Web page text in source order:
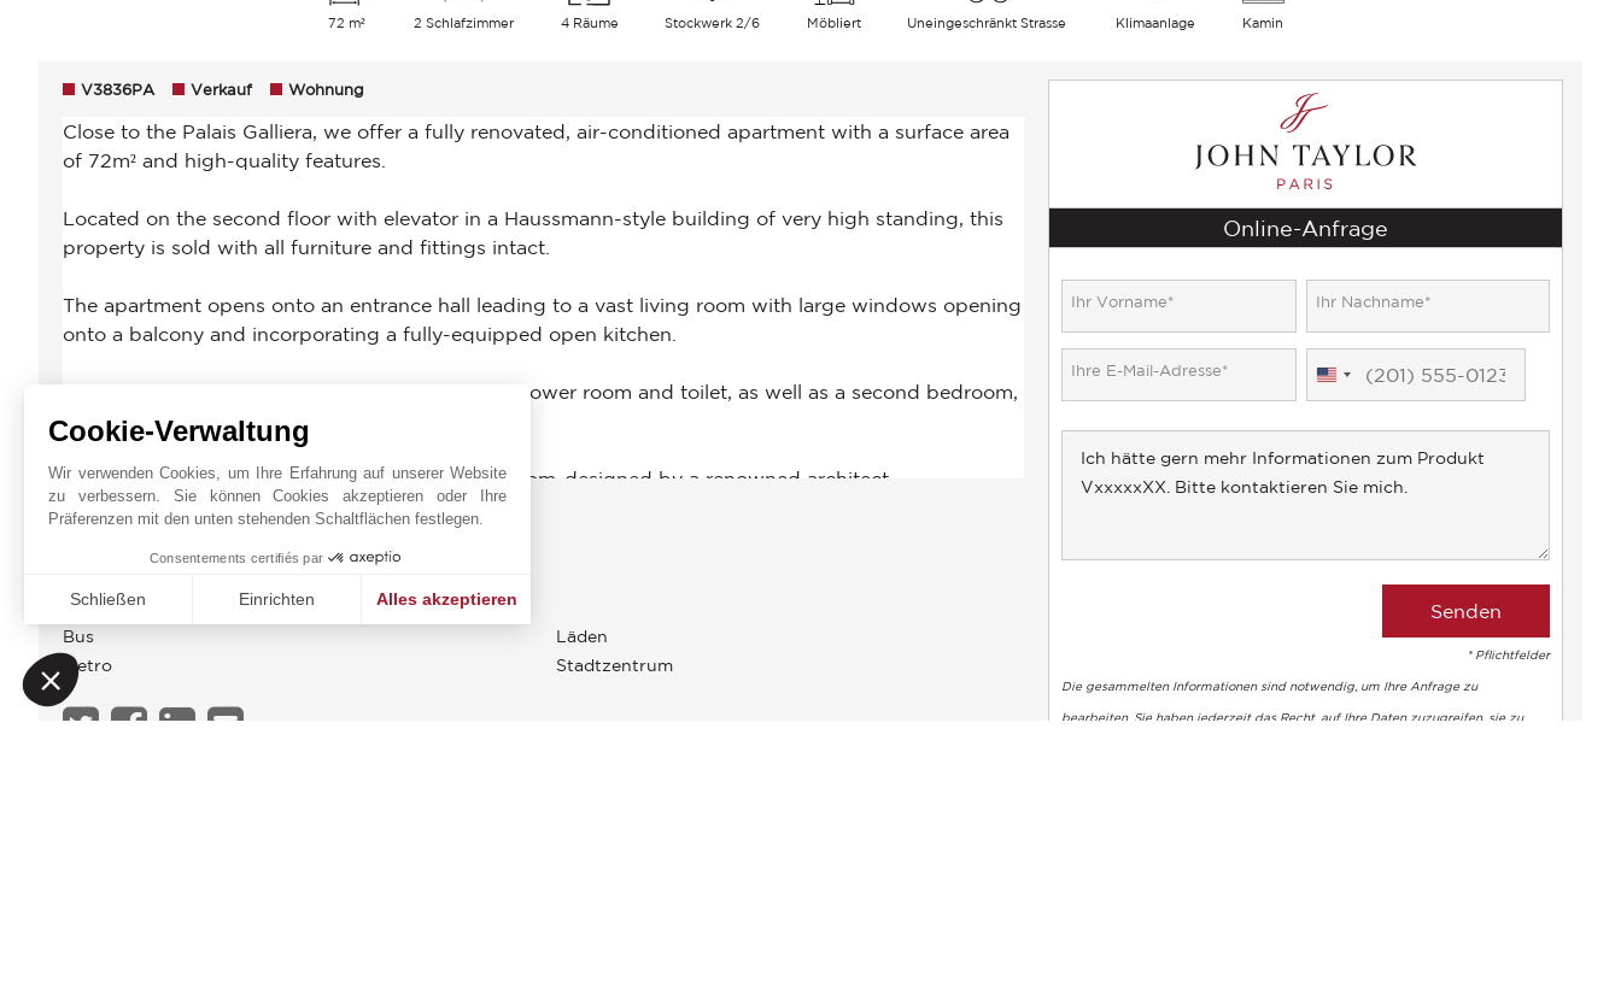
72 m² 2 Schlafzimmer 4 Räume Stockwerk 2/6 Möbliert Uneingeschränkt Strasse Klimaanlage Kamin
V3836PA Verkauf Wohnung
ENERGIEDIAGNOSE
UMGEBUNG
Bus
Metro
Läden
Stadtzentrum
Online-Anfrage
United
* Pflichtfelder
Die gesammelten Informationen sind notwendig, um Ihre Anfrage zu
bearbeiten. Sie haben jederzeit das Recht, auf Ihre Daten zuzugreifen, sie zu
Cookie-Verwaltung
Wir verwenden Cookies, um Ihre Erfahrung auf unserer Website
zu verbessern. Sie können Cookies akzeptieren oder Ihre
Präferenzen mit den unten stehenden Schaltflächen festlegen.
Consentements certifiés par
Schließen Einrichten Alles akzeptieren
Axeptio consent
Einwilligungsmanagementplattform: Passen Sie Ihre Optionen an
Unsere Plattform ermöglicht es Ihnen, Ihre Datenschutzeinstellungen individuell zu gestalten und zu verwalten, um die Einhaltung der Vorschriften zu gewährleisten. Passen Sie Ihre